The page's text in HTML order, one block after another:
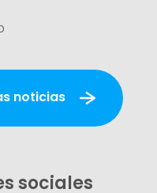
noticias
sociales